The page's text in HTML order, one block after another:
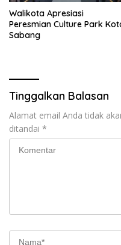
Walikota Apresiasi
Peresmian Culture Park
Sabang
Tinggalkan Balasan
Alamat email Anda tidak
ditandai *